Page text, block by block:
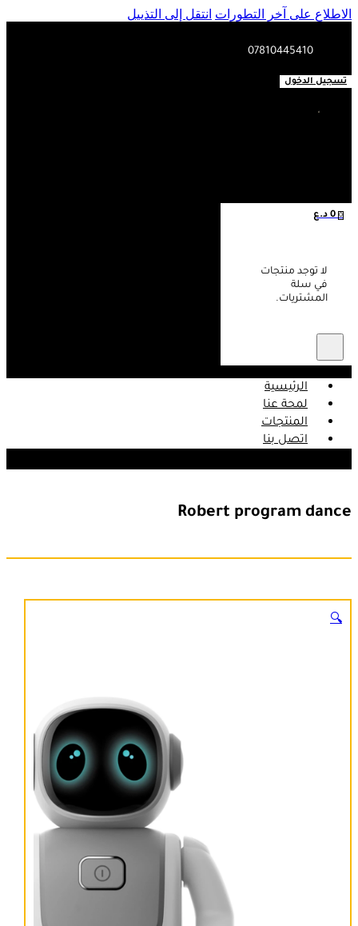
الاطلاع على آخر التطورات انتقل إلى التذييل
07810445410
تسجيل الدخول
0
0 د.ع
لا توجد منتجات
في سلة
المشتريات.
الرئيسية
لمحة عنا
المنتجات
اتصل بنا
Robert program dance
🔍